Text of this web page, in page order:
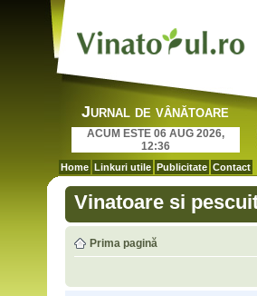
Jurnal de vânătoare
ACUM ESTE 06 AUG 2026,
12:36
Home Linkuri utile Publicitate Contact
Vinatoare si
Prima pagină